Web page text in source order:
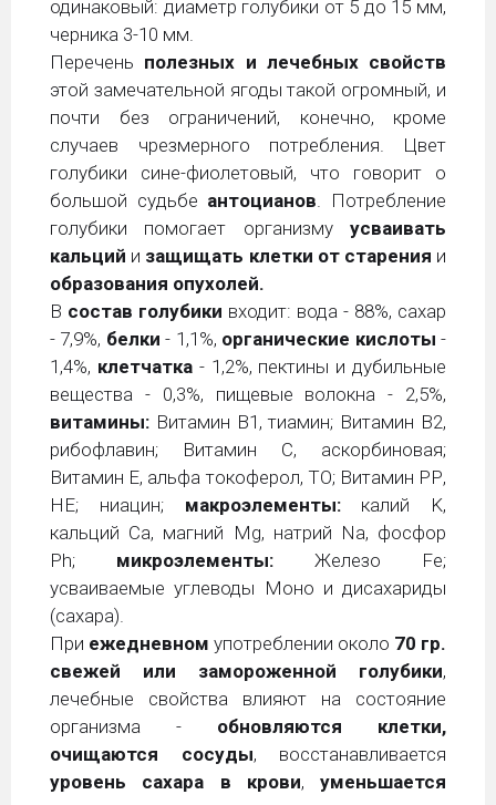
одинаковый: диаметр голубики от 5 до 15 мм,
черника 3-10 мм.
Перечень полезных и лечебных свойств
этой замечательной ягоды такой огромный, и
почти без ограничений, конечно, кроме
случаев чрезмерного потребления. Цвет
голубики сине-фиолетовый, что говорит о
большой судьбе антоцианов. Потребление
голубики помогает организму усваивать
кальций и защищать клетки от старения и
образования опухолей.
В состав голубики входит: вода - 88%, сахар
- 7,9%, белки - 1,1%, органические кислоты -
1,4%, клетчатка- 1,2%, пектины и дубильные
вещества - 0,3%, пищевые волокна - 2,5%,
витамины: Витамин В1, тиамин; Витамин В2,
рибофлавин; Витамин С, аскорбиновая;
Витамин Е, альфа токоферол, ТО; Витамин РР,
НЕ; ниацин; макроэлементы:калий K,
кальций Ca, магний Mg, натрий Na, фосфор
Ph; микроэлементы: Железо Fe;
усваиваемые углеводы Моно и дисахариды
(сахара).
При ежедневном употреблении около 70 гр.
свежей или замороженной голубики,
лечебные свойства влияют на состояние
организма - обновляются клетки,
очищаются сосуды, восстанавливается
уровень сахара в крови, уменьшается